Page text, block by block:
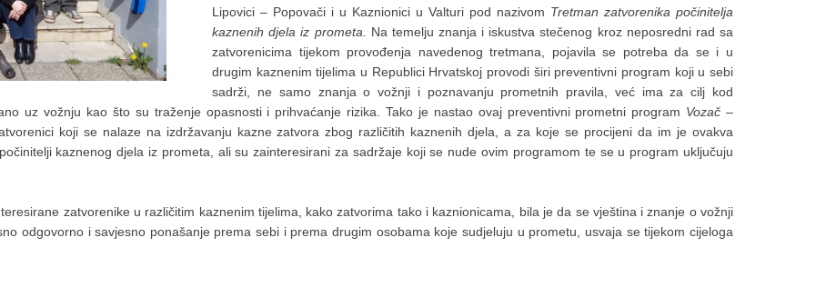
Lipovici – Popovači i u Kaznionici u Valturi pod nazivom Tretman zatvorenika počinitelja
kaznenih djela iz prometa. Na temelju znanja i iskustva stečenog kroz neposredni rad sa
zatvorenicima tijekom provođenja navedenog tretmana, pojavila se potreba da se i u
drugim kaznenim tijelima u Republici Hrvatskoj provodi širi preventivni program koji u sebi
sadrži, ne samo znanja o vožnji i poznavanju prometnih pravila, već ima za cilj kod
uz vožnju kao što su traženje opasnosti i prihvaćanje rizika. Tako je nastao ovaj preventivni prometni program Vozač –
koji se nalaze na izdržavanju kazne zatvora zbog različitih kaznenih djela, a za koje se procijeni da im je ovakva
kaznenog djela iz prometa, ali su zainteresirani za sadržaje koji se nude ovim programom te se u program uključuju
zatvorenike u različitim kaznenim tijelima, kako zatvorima tako i kaznionicama, bila je da se vještina i znanje o vožnji
odgovorno i savjesno ponašanje prema sebi i prema drugim osobama koje sudjeluju u prometu, usvaja se tijekom cijeloga